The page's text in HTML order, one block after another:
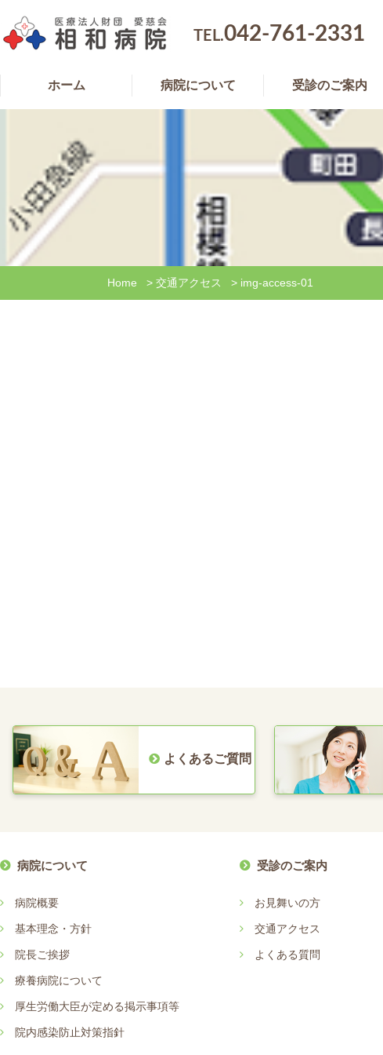
TEL.042-761-2331
ホーム 病院について 受診のご案内
Home > 交通アクセス > img-access-01
よくあるご質問
病院について
病院概要
基本理念・方針
院長ご挨拶
療養病院について
厚生労働大臣が定める掲示事項等
院内感染防止対策指針
受診のご案内
お見舞いの方
交通アクセス
よくある質問